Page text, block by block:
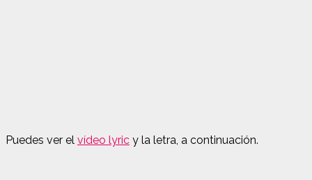
Puedes ver el vídeo lyric y la letra, a continuación.